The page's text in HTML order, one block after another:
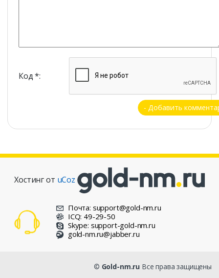
Код *:
Хостинг от uCoz
Почта: support@gold-nm.ru
ICQ: 49-29-50
Skype: support-gold-nm.ru
gold-nm.ru@jabber.ru
© Gold-nm.ru Все права защищены